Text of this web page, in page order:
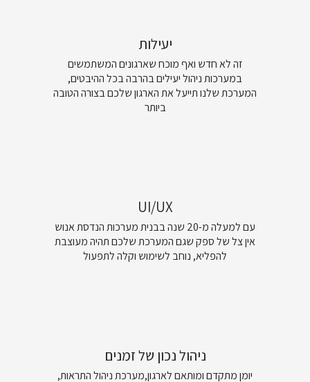
יעילות
זה לא חדש ואף מוכח שארגונים המשתמשים
במערכות ניהול יעילים בהרבה בכל ההיבטים,
המערכת שלנו תייעל את הארגון שלכם בצורה הטובה
ביותר
UI/UX
עם למעלה מ-20 שנה בבנית מערכות הנדסת אנוש
אין צל של ספק שגם המערכת שלכם תהיה מעוצבת
להפליא, נוחב לשימוש וקלה לתפעול
ניהול נכון של זמנים
יומן מתקדם ומותאם לארגון,מערכת ניהול התראות,